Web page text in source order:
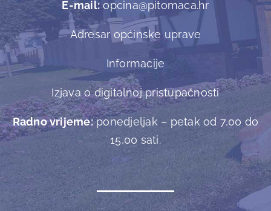
E-mail:opcina@pitomaca.hr
Adresar općinske uprave
Informacije
Izjava o digitalnoj pristupačnosti
Radno vrijeme:ponedjeljak – petak od 7,00 do
15,00 sati.